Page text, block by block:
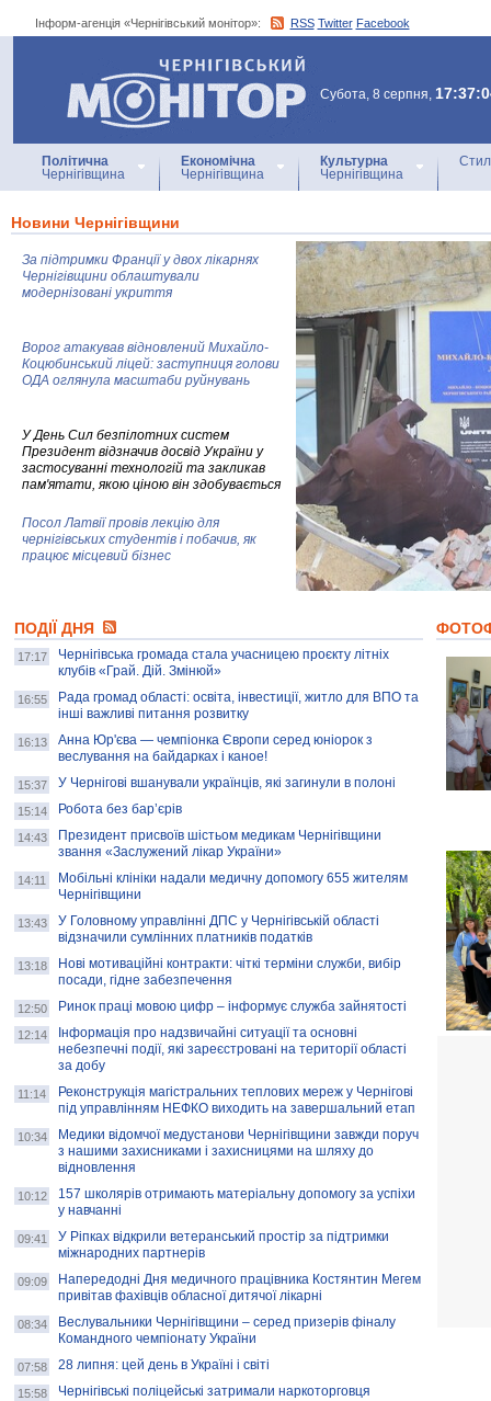
Інформ-агенція «Чернігівський монітор»: RSS Twitter Facebook
Інформ-агенція
«Чернігівський монітор»
Субота, 8 серпня,
Політична
Чернігівщина
Економічна
Чернігівщина
Культурна
Чернігівщина
Новини Чернігівщини
За підтримки Франції у двох лікарнях
Чернігівщини облаштували
модернізовані укриття
Ворог атакував відновлений Михайло-
Коцюбинський ліцей: заступниця голови
ОДА оглянула масштаби руйнувань
У День Сил безпілотних систем
Президент відзначив досвід України у
застосуванні технологій та закликав
пам'ятати, якою ціною він здобувається
Посол Латвії провів лекцію для
чернігівських студентів і побачив, як
працює місцевий бізнес
колекцію про війну, емоції та тварин
AB InBev Efes Україна підтримала
навчальний проєкт "Молодіжна бізнес-
школа", спрямований на розвиток
підприємництва у Чернігівській області
Золота тварина: видання Forbes
написало про чернігівця Патрона: хто і
скільки на ньому заробляє? І куди
витрачають?
ПОДІЇ ДНЯ
17:17
Чернігівська громада стала учасницею проєкту літніх
клубів «Грай. Дій. Змінюй»
16:55
Рада громад області: освіта, інвестиції, житло для ВПО та
інші важливі питання розвитку
16:13
Анна Юр'єва — чемпіонка Європи серед юніорок з
веслування на байдарках і каное!
15:37 У Чернігові вшанували українців, які загинули в полоні
15:14 Робота без бар’єрів
14:43
Президент присвоїв шістьом медикам Чернігівщини
звання «Заслужений лікар України»
14:11
Мобільні клініки надали медичну допомогу 655 жителям
Чернігівщини
13:43
У Головному управлінні ДПС у Чернігівській області
відзначили сумлінних платників податків
13:18
Нові мотиваційні контракти: чіткі терміни служби, вибір
посади, гідне забезпечення
12:50 Ринок праці мовою цифр – інформує служба зайнятості
12:14
Інформація про надзвичайні ситуації та основні
небезпечні події, які зареєстровані на території області
за добу
11:14
Реконструкція магістральних теплових мереж у Чернігові
під управлінням НЕФКО виходить на завершальний етап
10:34
Медики відомчої медустанови Чернігівщини завжди поруч
з нашими захисниками і захисницями на шляху до
відновлення
10:12
157 школярів отримають матеріальну допомогу за успіхи
у навчанні
09:41
У Ріпках відкрили ветеранський простір за підтримки
міжнародних партнерів
09:09
Напередодні Дня медичного працівника Костянтин Мегем
привітав фахівців обласної дитячої лікарні
08:34
Веслувальники Чернігівщини – серед призерів фіналу
Командного чемпіонату України
07:58 28 липня: цей день в Україні і світі
15:58 Чернігівські поліцейські затримали наркоторговця